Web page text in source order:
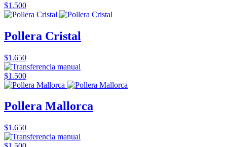
$1.500
Pollera Cristal
$1.650
$1.500
Pollera Mallorca
$1.650